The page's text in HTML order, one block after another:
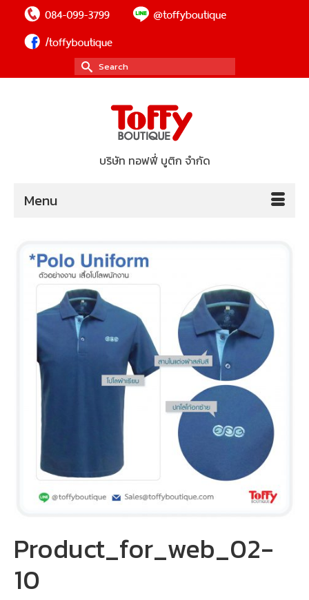
Search
for:
บริษัท ทอฟฟี่ บูติก จำกัด
Menu
Product_for_web_02-
10